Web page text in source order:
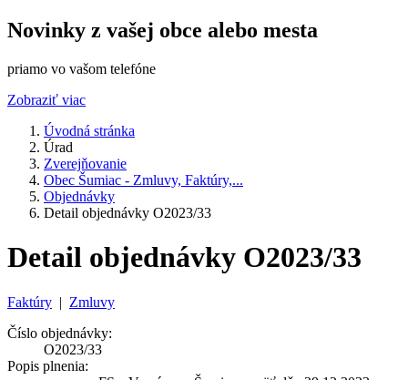
Novinky z vašej obce alebo mesta
priamo vo vašom telefóne
Zobraziť viac
Úvodná stránka
Úrad
Zverejňovanie
Obec Šumiac - Zmluvy, Faktúry,...
Objednávky
Detail objednávky O2023/33
Detail objednávky O2023/33
Faktúry | Zmluvy
Číslo objednávky:
O2023/33
Popis plnenia: